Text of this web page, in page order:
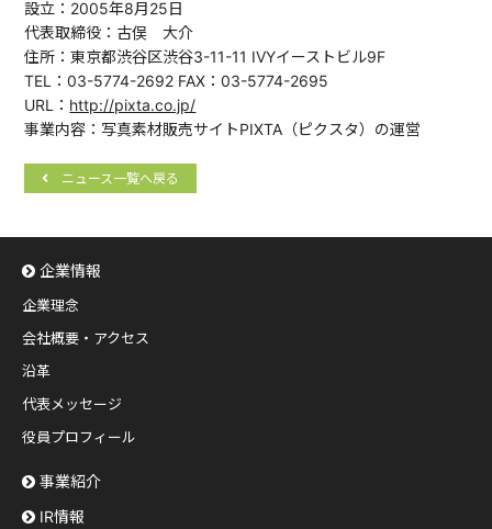
設立：2005年8月25日
代表取締役：古俣 大介
住所：東京都渋谷区渋谷3-11-11 IVYイーストビル9F
TEL：03-5774-2692 FAX：03-5774-2695
URL： http://pixta.co.jp/
事業内容：写真素材販売サイトPIXTA（ピクスタ）の運営
ニュース一覧へ戻る
企業情報
企業理念
会社概要・アクセス
沿革
代表メッセージ
役員プロフィール
事業紹介
IR情報